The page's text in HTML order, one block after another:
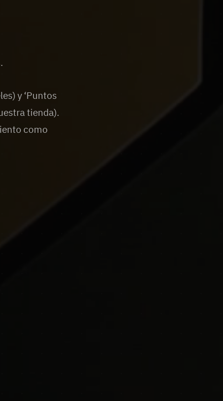
y ‘Puntos
tienda).
como